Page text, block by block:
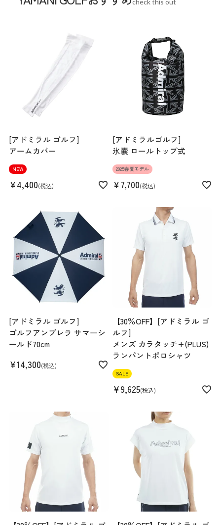
Hem width 50cm
Length
M L LL 3L
Find out more on your body type
スペック
ポリエステル85% ポリウレタン15%
生産国
日本
機能
UVカット ストレッチ 吸水速乾 近赤外線
カット サスティナブル
check this out
[アドミラル ゴルフ]
アームカバー
NEW
¥4,400 税込
[アドミラルゴルフ]
氷嚢 ロールトップ式
2025春夏モデル
¥7,700 税込
[アドミラル ゴルフ]
ゴルフアンブレラ サマーシ
ールド70cm
¥14,300 税込
【30％OFF】[アドミラル ゴ
ルフ]
メンズ カラタッチ+(PLUS)
ランパントポロシャツ
SALE
¥9,625 税込